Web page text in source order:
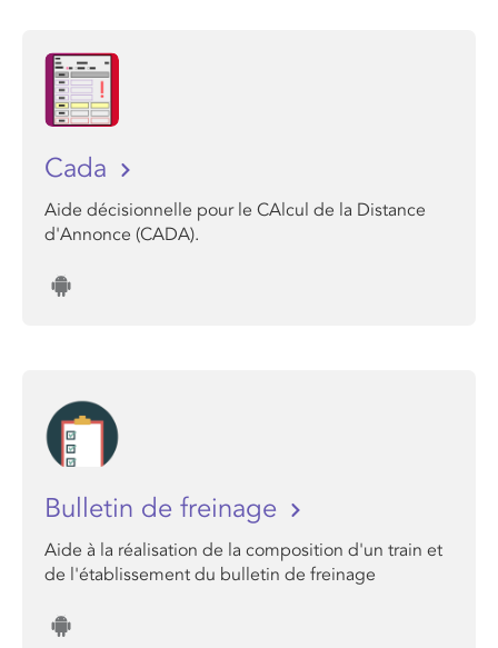
Cada
Aide décisionnelle pour le CAlcul de la Distance
d'Annonce (CADA).
Bulletin de freinage
Aide à la réalisation de la composition d'un train et
de l'établissement du bulletin de freinage